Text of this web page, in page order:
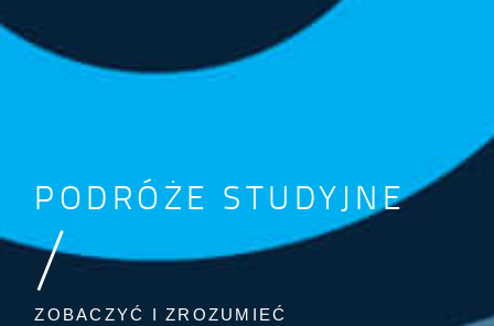
PODRÓŻE STUDYJNE
/
ZOBACZYĆ I ZROZUMIEĆ